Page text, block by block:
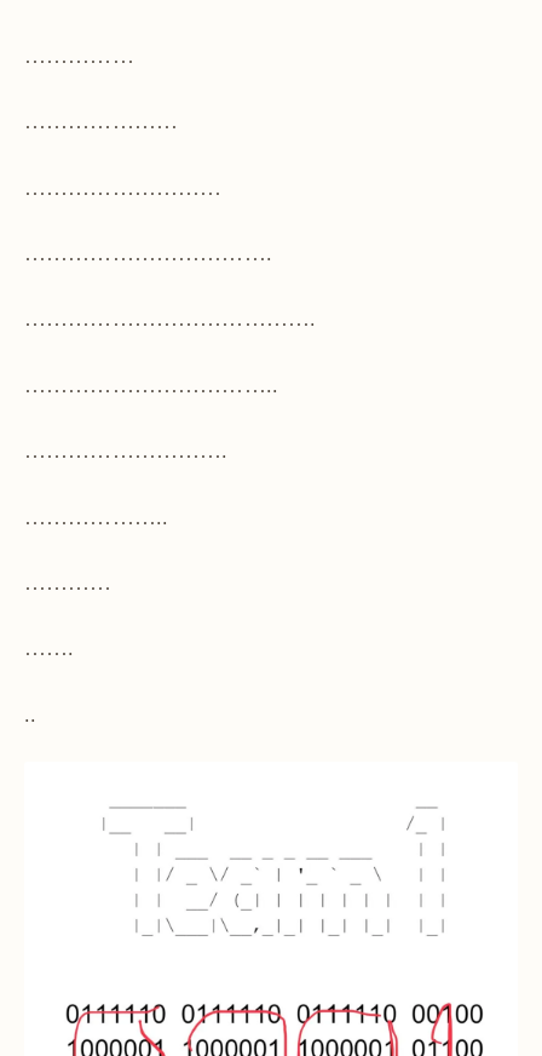
……………
…………………
………………………
…………………………….
………………………………….
……………………………..
……………………….
………………..
…………
…….
..